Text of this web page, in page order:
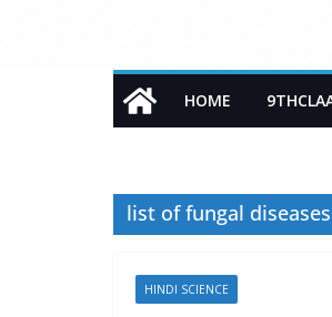
HOME
list of fungal
HINDI SCIENCE